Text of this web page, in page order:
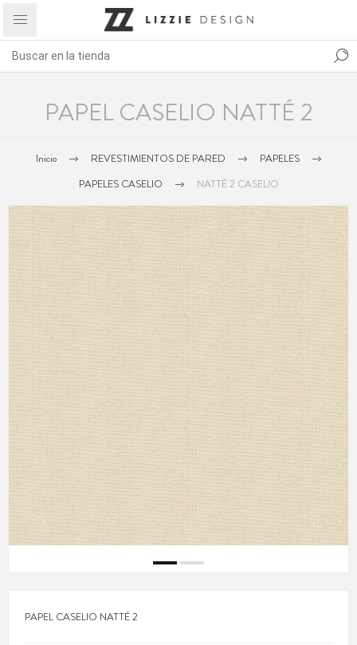
PAPEL CASELIO NATTÉ 2
Inicio REVESTIMIENTOS DE PARED
PAPELES
PAPELES CASELIO
NATTÊ 2 CASELIO
PAPEL CASELIO NATTÉ 2